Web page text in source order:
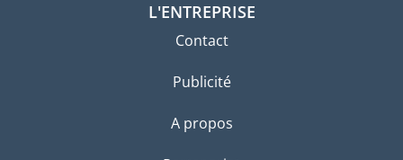
L'ENTREPRISE
Contact
Publicité
A propos